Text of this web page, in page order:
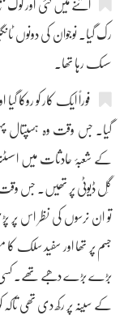
اتنے میں کئی اور لوگ
رک گیا۔ نوجوان کی دونوں
سسک رہا تھا۔
فوراً ایک کار کو روکا
گیا۔ جس وقت وہ ہسپتال
کے شعبۂ حادثات میں
گِل ڈیوٹی پر تھیں۔ جس وقت
تو ان نرسوں کی نظر اس
جسم پر تھا اور سفید سلک
بڑے بڑے دھبے تھے۔ کسی
کے سینہ پر رکھ دی تھی